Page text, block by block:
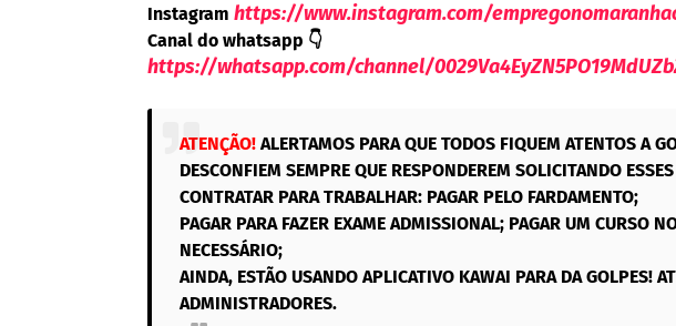
Instagram https://www.instagram.com/
Canal do whatsapp 👇
https://whatsapp.com/channel/
ATENÇÃO! ALERTAMOS PARA QUE TODOS FIQUEM ATENTOS A
DESCONFIEM SEMPRE QUE RESPONDEREM SOLICITANDO
CONTRATAR PARA TRABALHAR: PAGAR PELO FARDAMENTO;
PAGAR PARA FAZER EXAME ADMISSIONAL; PAGAR UM CURSO
NECESSÁRIO;
AINDA, ESTÃO USANDO APLICATIVO KAWAI PARA DA GOLPES!
ADMINISTRADORES.